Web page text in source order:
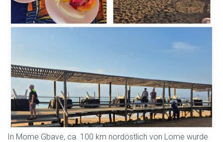
In Mome Gbave, ca. 100 km nordöstlich von Lome wurde